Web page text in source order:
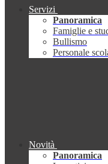
Servizi
Panoramica
Famiglie e
Bullismo
Personale
Novità
Panoramica